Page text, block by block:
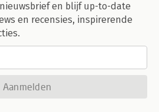
en blijf up-to-date
en recensies, inspirerende
Aanmelden